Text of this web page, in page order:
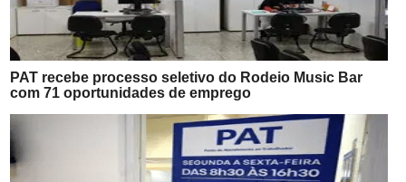
PAT recebe processo seletivo do Rodeio Music Bar
com 71 oportunidades de emprego